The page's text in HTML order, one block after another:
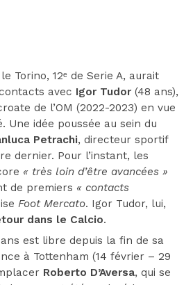
le Torino, 12ᵉ de Serie A, aurait
avec Igor Tudor (48 ans),
de l’OM (2022-2023) en vue
Une idée poussée au sein du
Petrachi, directeur sportif
dernier. Pour l’instant, les
« très loin d’être avancées »
de premiers « contacts
Foot Mercato. Igor Tudor, lui,
dans le Calcio.
est libre depuis la fin de sa
à Tottenham (14 février – 29
Roberto D’Aversa, qui se